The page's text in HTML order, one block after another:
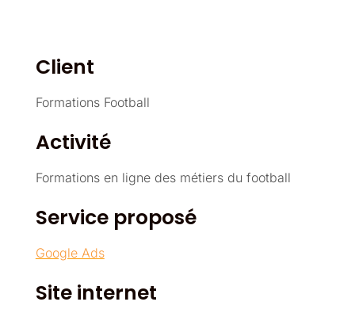
Client
Formations Football
Activité
Formations en ligne des métiers du football
Service proposé
Google Ads
Site internet